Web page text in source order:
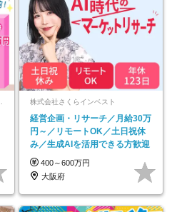
株式会社さくらインベスト
経営企画・リサーチ／月給30万
円～／リモートOK／土日祝休
み／生成AIを活用できる方歓迎
400～600万円
大阪府